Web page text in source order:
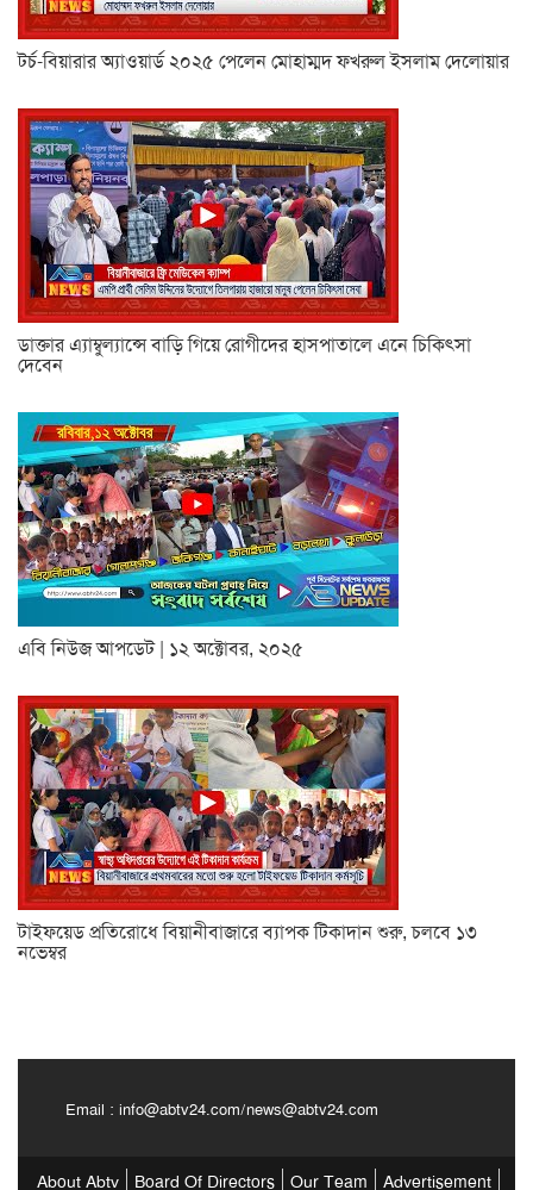
টর্চ-বিয়ারার অ্যাওয়ার্ড ২০২৫ পেলেন মোহাম্মদ ফখরুল ইসলাম দেলোয়ার
ডাক্তার এ্যাম্বুল্যান্সে বাড়ি গিয়ে রোগীদের হাসপাতালে এনে চিকিৎসা
দেবেন
এবি নিউজ আপডেট | ১২ অক্টোবর, ২০২৫
টাইফয়েড প্রতিরোধে বিয়ানীবাজারে ব্যাপক টিকাদান শুরু, চলবে ১৩
নভেম্বর
Email : info@abtv24.com/news@abtv24.com
About Abtv Board Of Directors Our Team Advertisement